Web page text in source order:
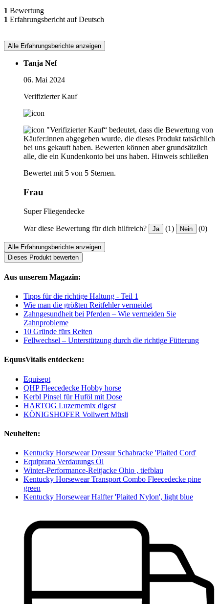
1 Bewertung
1 Erfahrungsbericht auf Deutsch
Alle Erfahrungsberichte anzeigen
Tanja Nef
06. Mai 2024
Verifizierter Kauf
"Verifizierter Kauf“ bedeutet, dass die Bewertung von
Käufer:innen abgegeben wurde, die dieses Produkt tatsächlich
bei uns gekauft haben. Bewerten können aber grundsätzlich
alle, die ein Kundenkonto bei uns haben. Hinweis schließen
Bewertet mit 5 von 5 Sternen.
Frau
Super Fliegendecke
War diese Bewertung für dich hilfreich? Ja (1) Nein (0)
Alle Erfahrungsberichte anzeigen
Dieses Produkt bewerten
Aus unserem Magazin:
Tipps für die richtige Haltung - Teil 1
Wie man die größten Reitfehler vermeidet
Zahngesundheit bei Pferden – Wie vermeiden Sie
Zahnprobleme
10 Gründe fürs Reiten
Fellwechsel – Unterstützung durch die richtige Fütterung
EquusVitalis entdecken:
Equisept
QHP Fleecedecke Hobby horse
Kerbl Pinsel für Huföl mit Dose
HARTOG Luzernemix digest
KÖNIGSHOFER Vollwert Müsli
Neuheiten:
Kentucky Horsewear Dressur Schabracke 'Plaited Cord'
Equiprana Verdauungs Öl
Winter-Performance-Reitjacke Ohio , tiefblau
Kentucky Horsewear Transport Combo Fleecedecke pine
green
Kentucky Horsewear Halfter 'Plaited Nylon', light blue